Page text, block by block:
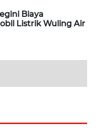
Biaya
Listrik Wuling Air